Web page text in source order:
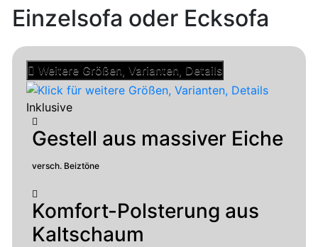
Einzelsofa oder Ecksofa
Weitere Größen, Varianten, Details
Inklusive
Gestell aus massiver Eiche
versch. Beiztöne
Komfort-Polsterung aus
Kaltschaum